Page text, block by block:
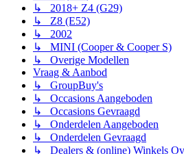
↳ 2018+ Z4 (G29)
↳ Z8 (E52)
↳ 2002
↳ MINI (Cooper & Cooper S)
↳ Overige Modellen
Vraag & Aanbod
↳ GroupBuy's
↳ Occasions Aangeboden
↳ Occasions Gevraagd
↳ Onderdelen Aangeboden
↳ Onderdelen Gevraagd
↳ Dealers & (online) Winkels